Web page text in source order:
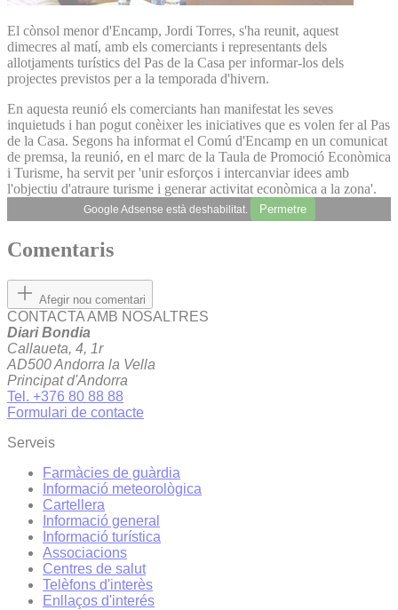
El cònsol menor d'Encamp, Jordi Torres, s'ha reunit, aquest
dimecres al matí, amb els comerciants i representants dels
allotjaments turístics del Pas de la Casa per informar-los dels
projectes previstos per a la temporada d'hivern.
En aquesta reunió els comerciants han manifestat les seves
inquietuds i han pogut conèixer les iniciatives que es volen fer al Pas
de la Casa. Segons ha informat el Comú d'Encamp en un comunicat
de premsa, la reunió, en el marc de la Taula de Promoció Econòmica
i Turisme, ha servit per 'unir esforços i intercanviar idees amb
l'objectiu d'atraure turisme i generar activitat econòmica a la zona'.
Google Adsense està deshabilitat. Permetre
Comentaris
Afegir nou comentari
CONTACTA AMB NOSALTRES
Diari Bondia
Callaueta, 4, 1r
AD500 Andorra la Vella
Principat d'Andorra
Tel. +376 80 88 88
Formulari de contacte
Serveis
Farmàcies de guàrdia
Informació meteorològica
Cartellera
Informació general
Informació turística
Associacions
Centres de salut
Telèfons d'interès
Enllaços d'interés